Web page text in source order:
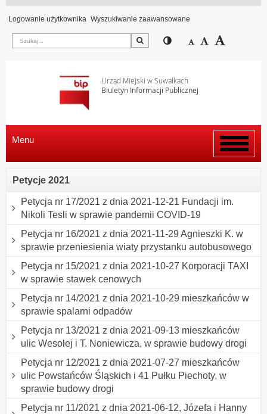
Logowanie użytkownika Wyszukiwanie zaawansowane
Szukaj Przełącz pomiędzy
Zmniejsz
Domyślny
Urząd Miejski w Suwałkach
Biuletyn Informacji Publicznej
Włącz
menu
Menu
Petycje 2021
Petycja nr 17/2021 z dnia 2021-12-21 Fundacji im.
Nikoli Tesli w sprawie pandemii COVID-19
Petycja nr 16/2021 z dnia 2021-11-29 Agnieszki K. w
sprawie przeniesienia wiaty przystanku autobusowego
Petycja nr 15/2021 z dnia 2021-10-27 Korporacji TAXI
w sprawie stawek cenowych
Petycja nr 14/2021 z dnia 2021-10-29 mieszkańców w
sprawie spalarni odpadów
Petycja nr 13/2021 z dnia 2021-09-13 mieszkańców
ulic Wesołej i T. Noniewicza, w sprawie budowy drogi
Petycja nr 12/2021 z dnia 2021-07-27 mieszkańców
ulic Powstańców Śląskich i 41 Pułku Piechoty, w
sprawie budowy drogi
Petycja nr 11/2021 z dnia 2021-06-12, Józefa i Hanny